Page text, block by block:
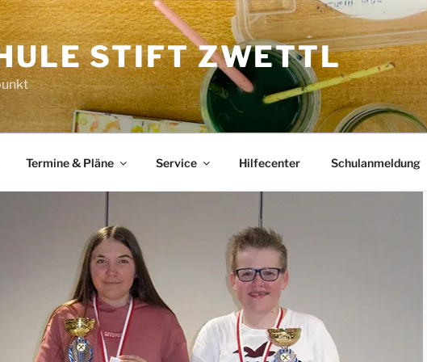
Termine & Pläne Service Hilfecenter Schulanmeldung
STIFT ZWETTL